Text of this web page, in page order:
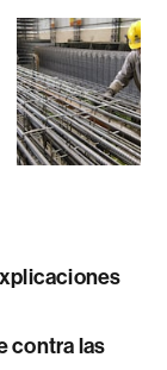
contra las